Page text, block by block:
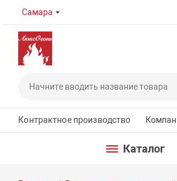
Самара
Контрактное производство
Каталог